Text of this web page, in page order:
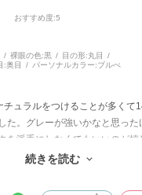
おすすめ度:5
裸眼の色:黒 目の形:丸目
:奥目 パーソナルカラー:ブルべ
ュラルをつけることが多くて
た。グレーが強いかなと思った
を派手にしなくてもいいのが嬉
いので1日つけても目が痛くな
続きを読む